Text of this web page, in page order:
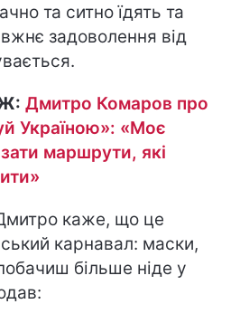
та ситно їдять та
задоволення від
Дмитро Комаров про
Україною»: «Моє
маршрути, які
каже, що це
карнавал: маски,
більше ніде у